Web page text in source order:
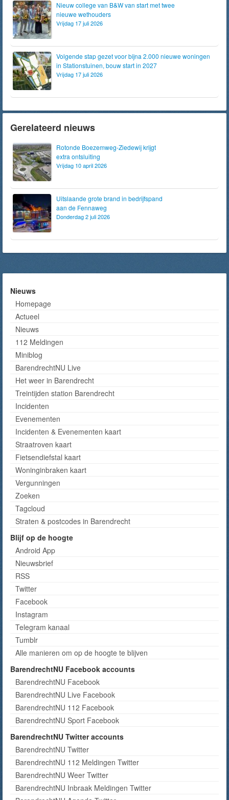
Nieuw college van B&W van start met twee
nieuwe wethouders
Vrijdag 17 juli 2026
Volgende stap gezet voor bijna 2.000 nieuwe woningen
in Stationstuinen, bouw start in 2027
Vrijdag 17 juli 2026
Gerelateerd nieuws
Rotonde Boezemweg-Ziedewij krijgt
extra ontsluiting
Vrijdag 10 april 2026
Uitslaande grote brand in bedrijfspand
aan de Fennaweg
Donderdag 2 juli 2026
Nieuws
Homepage
Actueel
Nieuws
112 Meldingen
Miniblog
BarendrechtNU Live
Het weer in Barendrecht
Treintijden station Barendrecht
Incidenten
Evenementen
Incidenten & Evenementen kaart
Straatroven kaart
Fietsendiefstal kaart
Woninginbraken kaart
Vergunningen
Zoeken
Tagcloud
Straten & postcodes in Barendrecht
Blijf op de hoogte
Android App
Nieuwsbrief
RSS
Twitter
Facebook
Instagram
Telegram kanaal
Tumblr
Alle manieren om op de hoogte te blijven
BarendrechtNU Facebook accounts
BarendrechtNU Facebook
BarendrechtNU Live Facebook
BarendrechtNU 112 Facebook
BarendrechtNU Sport Facebook
BarendrechtNU Twitter accounts
BarendrechtNU Twitter
BarendrechtNU 112 Meldingen Twitter
BarendrechtNU Weer Twitter
BarendrechtNU Inbraak Meldingen Twitter